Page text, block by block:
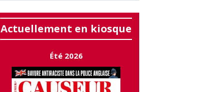
Actuellement en kiosque
Été 2026